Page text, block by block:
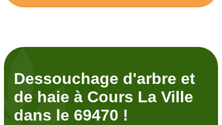
Dessouchage d'arbre et
de haie à Cours La Ville
dans le 69470 !